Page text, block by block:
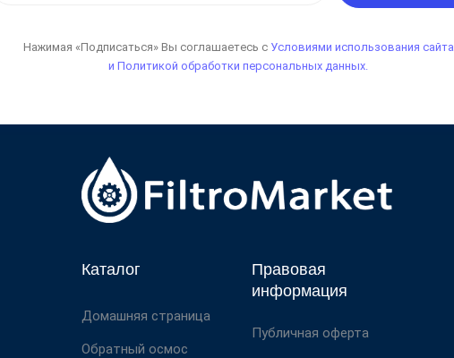
Нажимая «Подписаться» Вы соглашаетесь с Условиями использования сайта
и Политикой обработки персональных данных.
Каталог
Домашняя страница
Обратный осмос
Правовая
информация
Публичная оферта